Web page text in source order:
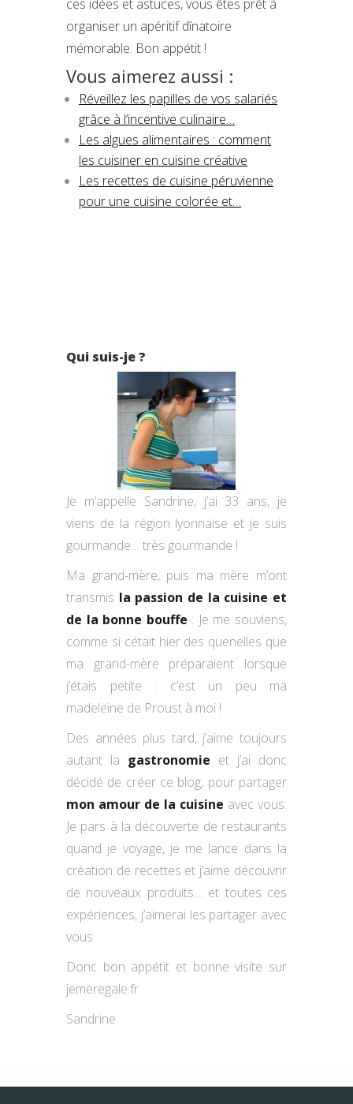
ces idées et astuces, vous êtes prêt à
organiser un apéritif dînatoire
mémorable. Bon appétit !
Vous aimerez aussi :
Réveillez les papilles de vos salariés
grâce à l’incentive culinaire…
Les algues alimentaires : comment
les cuisiner en cuisine créative
Les recettes de cuisine péruvienne
pour une cuisine colorée et…
Qui suis-je ?
Je m’appelle Sandrine, j’ai 33 ans, je
viens de la région lyonnaise et je suis
gourmande… très gourmande !
Ma grand-mère, puis ma mère m’ont
transmis la passion de la cuisine et
de la bonne bouffe : Je me souviens,
comme si cétait hier des quenelles que
ma grand-mère préparaient lorsque
j’étais petite : c’est un peu ma
madeleine de Proust à moi !
Des années plus tard, j’aime toujours
autant la gastronomie et j’ai donc
décidé de créer ce blog, pour partager
mon amour de la cuisine avec vous.
Je pars à la découverte de restaurants
quand je voyage, je me lance dans la
création de recettes et j’aime découvrir
de nouveaux produits… et toutes ces
expériences, j’aimerai les partager avec
vous.
Donc bon appétit et bonne visite sur
jemeregale.fr
Sandrine